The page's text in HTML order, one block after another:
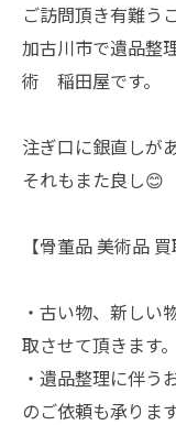
ご訪問頂き有難う
加古川市で遺品整
術 稲田屋です。
注ぎ口に銀直しが
それもまた良し😊
【骨董品 美術品
・古い物、新しい
取させて頂きます。
・遺品整理に伴う
のご依頼も承ります